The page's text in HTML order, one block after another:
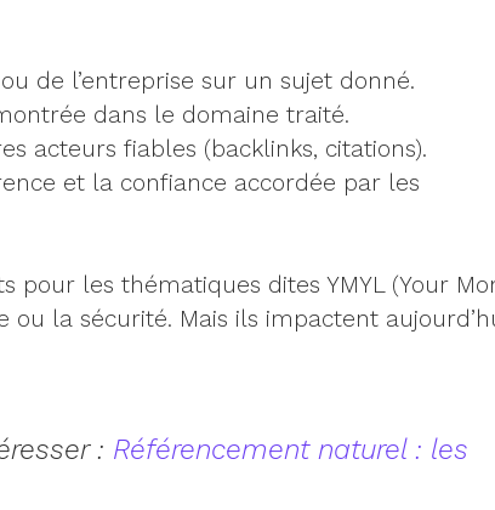
de l’entreprise sur un sujet donné.
dans le domaine traité.
acteurs fiables (backlinks, citations).
et la confiance accordée par les
les thématiques dites YMYL (Your
la sécurité. Mais ils impactent
: Référencement naturel : les